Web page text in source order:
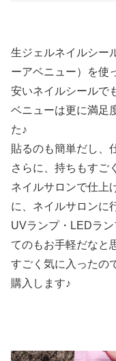
生ジェルネイルシー
ーアベニュー）を使
安いネイルシールで
ベニューは更に満足
た♪
貼るのも簡単だし、
さらに、持ちもすご
ネイルサロンで仕上
に、ネイルサロンに
UVランプ・LEDラ
てのもお手軽だなと
すごく気に入ったの
購入します♪